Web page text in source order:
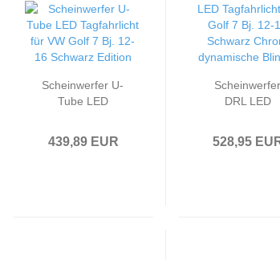
Scheinwerfer U-
Tube LED
Golf 7 Bj. 12-16
439,89 EUR
Scheinwerfer
DRL LED
Schwarz
528,95